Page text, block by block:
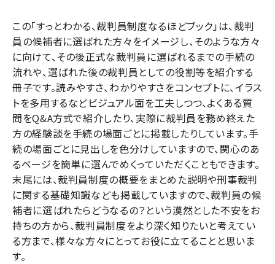
この「すっとわかる、裁判員制度なるほどブック」は、裁判
員の候補者に選ばれた方々をイメージし、そのような方々
に向けて、その後正式な裁判員に選ばれるまでの手続の
流れや、選ばれた後の裁判員としての役割等を紹介する
冊子です。読みやすさ、わかりやすさをコンセプトに、イラス
トを多用するなどビジュアル面を工夫しつつ、よくある質
問をQ&A方式で紹介したり、実際に裁判員を務め終えた
方の経験談を手続の場面ごとに掲載したりしています。手
続の場面ごとに見出しを色分けしていますので、関心のあ
るページを簡単に選んでめくっていただくこともできます。
末尾には、裁判員制度の概要をまとめた説明や刑事裁判
に関する基礎知識なども掲載していますので、裁判員の候
補者に選ばれたらどうなるの？という漠然とした不安をお
持ちの方から、裁判員制度をより深く知りたいと考えてい
る方まで、様々な方々にとってお役に立てることと思いま
す。